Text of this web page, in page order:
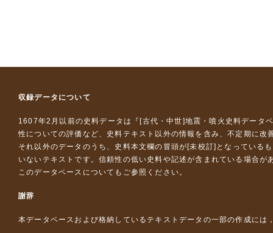
収録データについて
1607年2月以前の史料データは『 [古代・中世]地震・噴火史料データ
性についての評価など、史料テキスト以外の情報を含み、不定期に改
それ以外のデータのうち、史料本文欄の冒頭が[未校訂]となっている
いないテキストです。信頼性の低い史料や記述が含まれている場合が
このデータベースについて もご参照ください。
謝辞
本データベースおよび格納しているテキストデータの一部の作成には